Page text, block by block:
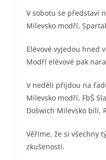
V sobotu se představí
Milevsko modří,
Elévové vyjedou hned
Modří elévové pak
V neděli přijdou na
Milevsko modří, FbŠ
Došwich Milevsko bílí,
Věříme, že si všechny
zkušeností.